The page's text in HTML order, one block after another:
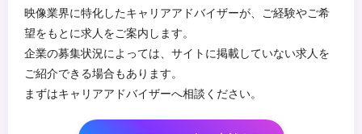
・メタ認知能力
映像業界に特化したキャリアアドバイザーが、ご経験やご希
望をもとに求人をご案内します。
企業の募集状況によっては、サイトに掲載していない求人を
ご紹介できる場合もあります。
まずはキャリアアドバイザーへ相談ください。